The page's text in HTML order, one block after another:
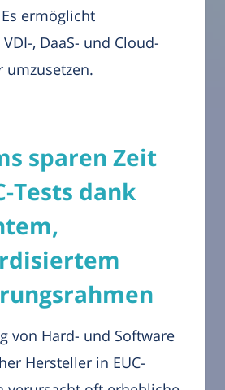
ermöglicht
, DaaS- und Cloud-
umzusetzen.
sparen Zeit
Tests dank
von Hard- und Software
Hersteller in EUC-